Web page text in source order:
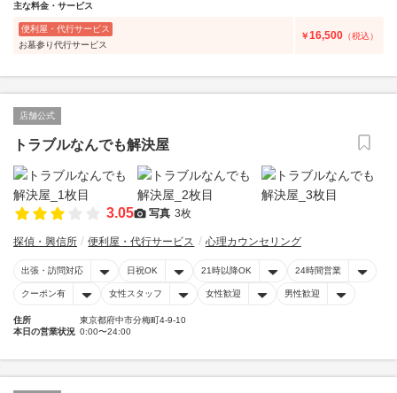
主な料金・サービス
便利屋・代行サービス
お墓参り代行サービス
￥16,500 （税込）
店舗公式
トラブルなんでも解決屋
3.05 写真 3枚
探偵・興信所 便利屋・代行サービス 心理カウンセリング
出張・訪問対応 日祝OK 21時以降OK 24時間営業
クーポン有 女性スタッフ 女性歓迎 男性歓迎
住所
東京都府中市分梅町4-9-10
本日の営業状況 0:00〜24:00